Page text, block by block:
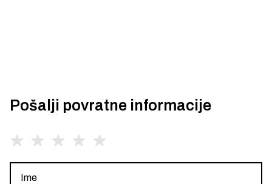
Pošalji povratne informacije